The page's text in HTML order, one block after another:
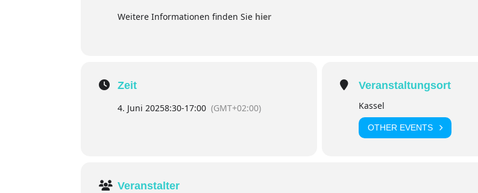
Weitere Informationen finden Sie hier
Zeit
4. Juni 20258:30-17:00 (GMT+02:00)
Veranstaltungsort
Kassel
OTHER EVENTS
Veranstalter